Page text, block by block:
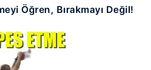
Öğren, Bırakmayı Değil!